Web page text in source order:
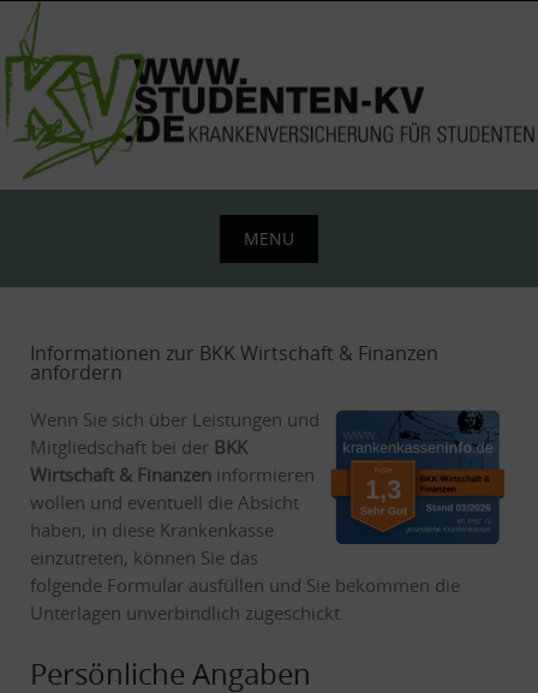
Skip
content
MENU
Skip
content
Informationen zur BKK Wirtschaft & Finanzen
anfordern
Wenn Sie sich über Leistungen und
Mitgliedschaft bei der BKK
Wirtschaft & Finanzen informieren
wollen und eventuell die Absicht
haben, in diese Krankenkasse
einzutreten, können Sie das
folgende Formular ausfüllen und Sie bekommen die
Unterlagen unverbindlich zugeschickt.
Persönliche Angaben